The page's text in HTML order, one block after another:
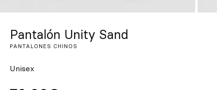
Pantalón Unity Sand
PANTALONES CHINOS
Unisex